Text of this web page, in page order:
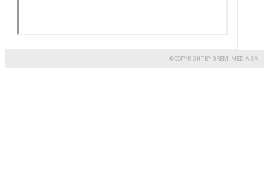
© COPYRIGHT BY GREMI MEDIA SA